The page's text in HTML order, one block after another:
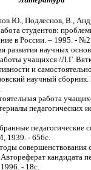
Ю., Подлеснов, В.,
студентов:
в России. – 1995. -
развития научных
учащихся /Л.Г.
и
научный
работа
педагогических
педагогические
1939. - 656с.
совершенствования
кандидата
- 18с.